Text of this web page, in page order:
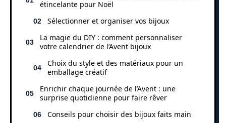
étincelante pour Noël
Sélectionner et organiser vos bijoux
La magie du DIY : comment personnaliser
votre calendrier de l’Avent bijoux
Choix du style et des matériaux pour un
emballage créatif
Enrichir chaque journée de l’Avent : une
surprise quotidienne pour faire rêver
Conseils pour choisir des bijoux faits main